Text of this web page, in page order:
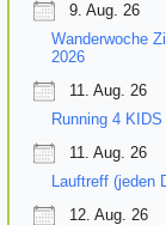
9. Aug. 26
Wanderwoche
2026
11. Aug. 26
Running 4 KIDS
11. Aug. 26
Lauftreff (jeden
12. Aug. 26